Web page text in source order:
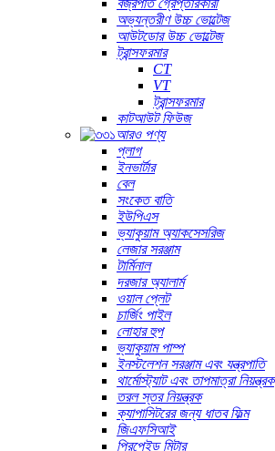
বজ্রপাত গ্রেপ্তারকারী
অভ্যন্তরীণ উচ্চ ভোল্টেজ
আউটডোর উচ্চ ভোল্টেজ
ট্রান্সফরমার
CT
VT
ট্রান্সফরমার
কাটআউট ফিউজ
আরও পণ্য
প্লাগ
ইনভার্টার
বেল
সংকেত বাতি
ইউপিএস
ভ্যাকুয়াম অ্যাকসেসরিজ
লেজার সরঞ্জাম
টার্মিনাল
দরজার অ্যালার্ম
ওয়াল প্লেট
চার্জিং পাইল
লোহার হুপ
ভ্যাকুয়াম পাম্প
ইনস্টলেশন সরঞ্জাম এবং যন্ত্রপাতি
থার্মোস্ট্যাট এবং তাপমাত্রা নিয়ন্ত্রক
তরল স্তর নিয়ন্ত্রক
ক্যাপাসিটরের জন্য ধাতব ফিল্ম
জিএফসিআই
প্রিপেইড মিটার